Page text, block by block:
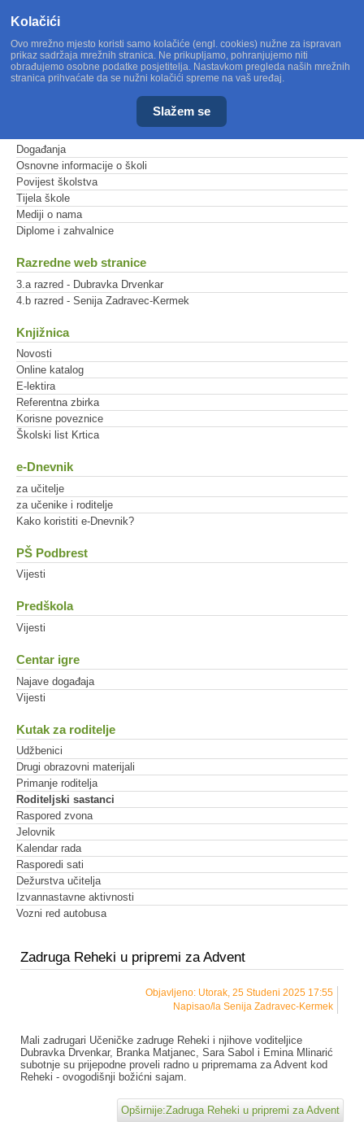
Događanja
Osnovne informacije o školi
Povijest školstva
Tijela škole
Mediji o nama
Diplome i zahvalnice
Razredne web stranice
3.a razred - Dubravka Drvenkar
4.b razred - Senija Zadravec-Kermek
Knjižnica
Novosti
Online katalog
E-lektira
Referentna zbirka
Korisne poveznice
Školski list Krtica
e-Dnevnik
za učitelje
za učenike i roditelje
Kako koristiti e-Dnevnik?
PŠ Podbrest
Vijesti
Predškola
Vijesti
Centar igre
Najave događaja
Vijesti
Kutak za roditelje
Udžbenici
Drugi obrazovni materijali
Primanje roditelja
Roditeljski sastanci
Raspored zvona
Jelovnik
Kalendar rada
Rasporedi sati
Dežurstva učitelja
Izvannastavne aktivnosti
Vozni red autobusa
Zadruga Reheki u pripremi za Advent
Objavljeno: Utorak, 25 Studeni 2025 17:55
Napisao/la Senija Zadravec-Kermek
Mali zadrugari Učeničke zadruge Reheki i njihove voditeljice
Dubravka Drvenkar, Branka Matjanec, Sara Sabol i Emina Mlinarić
subotnje su prijepodne proveli radno u pripremama za Advent kod
Reheki - ovogodišnji božićni sajam.
Opširnije:Zadruga Reheki u pripremi za Advent
Kolačići
Ovo mrežno mjesto koristi samo kolačiće (engl. cookies) nužne za ispravan
prikaz sadržaja mrežnih stranica. Ne prikupljamo, pohranjujemo niti
obrađujemo osobne podatke posjetitelja. Nastavkom pregleda naših mrežnih
stranica prihvaćate da se nužni kolačići spreme na vaš uređaj.
Slažem se